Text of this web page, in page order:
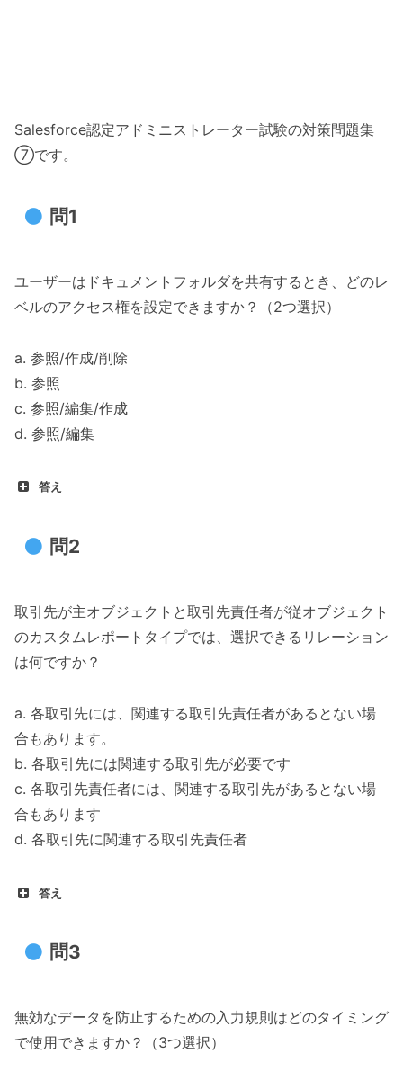
Salesforce認定アドミニストレーター試験の対策問題集
⑦です。
問1
ユーザーはドキュメントフォルダを共有するとき、どのレ
ベルのアクセス権を設定できますか？（2つ選択）
a. 参照/作成/削除
b. 参照
c. 参照/編集/作成
d. 参照/編集
答え
問2
取引先が主オブジェクトと取引先責任者が従オブジェクト
のカスタムレポートタイプでは、選択できるリレーション
は何ですか？
a. 各取引先には、関連する取引先責任者があるとない場
合もあります。
b. 各取引先には関連する取引先が必要です
c. 各取引先責任者には、関連する取引先があるとない場
合もあります
d. 各取引先に関連する取引先責任者
答え
問3
無効なデータを防止するための入力規則はどのタイミング
で使用できますか？（3つ選択）